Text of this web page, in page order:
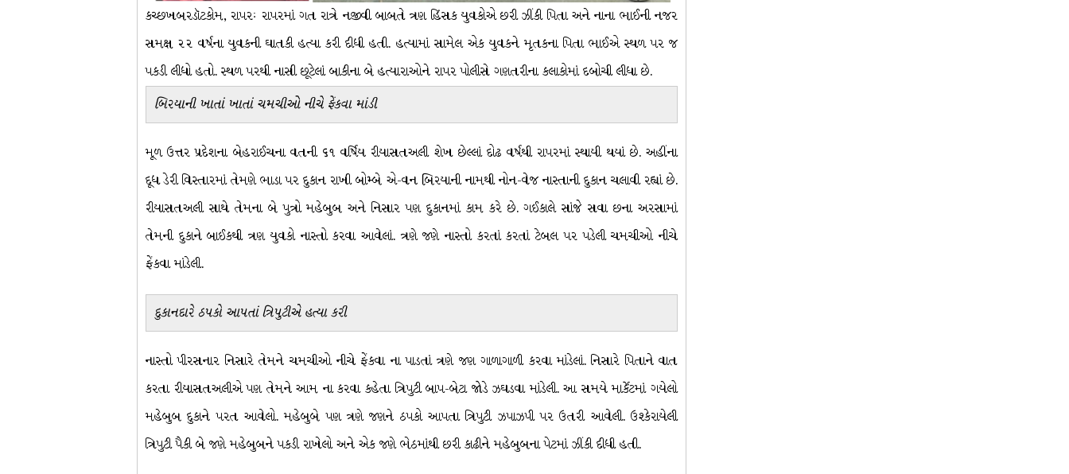
કચ્છખબરડૉટકોમ, રાપરઃ રાપરમાં ગત રાત્રે નજીવી બાબતે ત્રણ હિંસક યુવકોએ છરી ઝીંકી પિતા અને નાના ભાઈની નજર
સમક્ષ ૨૨ વર્ષના યુવકની ઘાતકી હત્યા કરી દીધી હતી. હત્યામાં સામેલ એક યુવકને મૃતકના પિતા ભાઈએ સ્થળ પર જ
પકડી લીધો હતો. સ્થળ પરથી નાસી છૂટેલાં બાકીના બે હત્યારાઓને રાપર પોલીસે ગણતરીના કલાકોમાં દબોચી લીધા છે.
બિરયાની ખાતાં ખાતાં ચમચીઓ નીચે ફેંકવા માંડી
મૂળ ઉત્તર પ્રદેશના બેહરાઈચના વતની ૬૧ વર્ષિય રીયાસતઅલી શેખ છેલ્લાં દોઢ વર્ષથી રાપરમાં સ્થાયી થયાં છે. અહીંના
દૂધ ડેરી વિસ્તારમાં તેમણે ભાડા પર દુકાન રાખી બોમ્બે એ-વન બિરયાની નામથી નોન-વેજ નાસ્તાની દુકાન ચલાવી રહ્યાં છે.
રીયાસતઅલી સાથે તેમના બે પુત્રો મહેબુબ અને નિસાર પણ દુકાનમાં કામ કરે છે. ગઈકાલે સાંજે સવા છના અરસામાં
તેમની દુકાને બાઈકથી ત્રણ યુવકો નાસ્તો કરવા આવેલાં. ત્રણે જણે નાસ્તો કરતાં કરતાં ટેબલ પર પડેલી ચમચીઓ નીચે
ફેંકવા માંડેલી.
દુકાનદારે ઠપકો આપતાં ત્રિપુટીએ હત્યા કરી
નાસ્તો પીરસનાર નિસારે તેમને ચમચીઓ નીચે ફેંકવા ના પાડતાં ત્રણે જણ ગાળાગાળી કરવા માંડેલાં. નિસારે પિતાને વાત
કરતા રીયાસતઅલીએ પણ તેમને આમ ના કરવા કહેતા ત્રિપુટી બાપ-બેટા જોડે ઝઘડવા માંડેલી. આ સમયે માર્કેટમાં ગયેલો
મહેબુબ દુકાને પરત આવેલો. મહેબુબે પણ ત્રણે જણને ઠપકો આપતા ત્રિપુટી ઝપાઝપી પર ઉતરી આવેલી. ઉશ્કેરાયેલી
ત્રિપુટી પૈકી બે જણે મહેબુબને પકડી રાખેલો અને એક જણે ભેઠમાંથી છરી કાઢીને મહેબુબના પેટમાં ઝીંકી દીધી હતી.